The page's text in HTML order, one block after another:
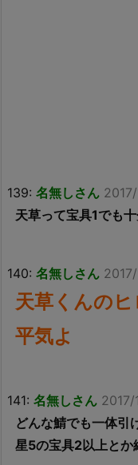
139: 名無しさん
天草って宝具1でも
140: 名無しさん
天草くんの
平気よ
141: 名無しさん
どんな鯖でも一体引
星5の宝具2以上とか